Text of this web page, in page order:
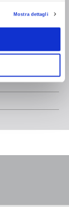
RevocaMostra dettagli